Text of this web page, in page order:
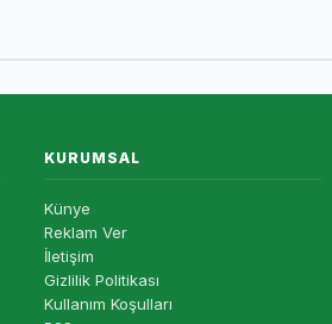
KURUMSAL
Künye
Reklam Ver
İletişim
Gizlilik Politikası
Kullanım Koşulları